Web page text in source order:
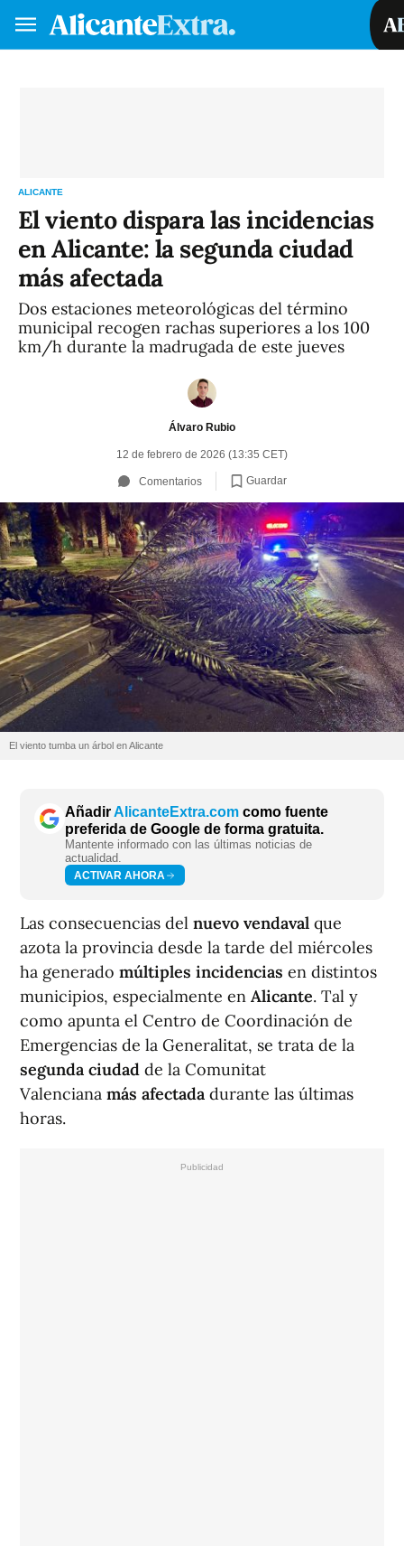
ALICANTE
El viento dispara las incidencias
en Alicante: la segunda ciudad
más afectada
Dos estaciones meteorológicas del término
municipal recogen rachas superiores a los 100
km/h durante la madrugada de este jueves
Álvaro Rubio
12 de febrero de 2026 (13:35 CET)
Comentarios Guardar
El viento tumba un árbol en Alicante
AñadirAlicanteExtra.com como fuente
preferida de Google de forma gratuita.
Mantente informado con las últimas noticias de
actualidad.
ACTIVAR AHORA
Las consecuencias del nuevo vendaval que
azota la provincia desde la tarde del miércoles
ha generado múltiples incidencias en distintos
municipios, especialmente en Alicante. Tal y
como apunta el Centro de Coordinación de
Emergencias de la Generalitat, se trata de la
segunda ciudad de la Comunitat
Valenciana más afectada durante las últimas
horas.